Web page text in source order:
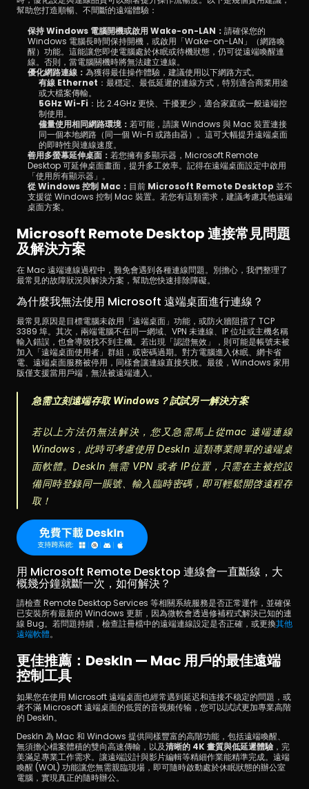
幫助您打造順暢、不間斷的遠端體驗：
保持 Windows 電腦開機或啟用 Wake-on-LAN： 請確保您的
Windows 電腦長時間保持開機，或啟用「Wake-on-LAN」（網路喚
醒）功能。這能讓您即使電腦處於休眠或待機狀態，仍可從遠端喚醒連
線。否則，當電腦關機時將無法建立連線。
優化網路連線： 為獲得最佳操作體驗，建議使用以下網路方式。
有線 Ethernet ：最穩定、最低延遲的連線方式，特別適合商業用途
或大檔案傳輸。
5GHz Wi-Fi ：比 2.4GHz 更快、干擾更少，適合家庭或一般遠端控
制使用。
儘量使用相同網路環境： 若可能，請讓 Windows 與 Mac 裝置連接
同一個本地網路（同一個 Wi-Fi 或路由器）。這可大幅提升遠端桌面
的即時性與連線速度。
善用多螢幕延伸桌面： 若您擁有多顯示器，Microsoft Remote
Desktop 可延伸桌面畫面，提升多工效率。記得在遠端桌面設定中啟用
「使用所有顯示器」。
從 Windows 控制 Mac： 目前 Microsoft Remote Desktop 並不
支援從 Windows 控制 Mac 裝置。若您有這類需求，建議考慮其他遠端
桌面方案。
Microsoft Remote Desktop 連接常見問題
及解決方案
在 Mac 遠端連線過程中，難免會遇到各種連線問題。別擔心，我們整理了
最常見的故障狀況與解決方案，幫助您快速排除障礙。
為什麼我無法使用 Microsoft 遠端桌面進行連線？
最常見原因是目標電腦未啟用「遠端桌面」功能，或防火牆阻擋了 TCP
3389 埠。其次，兩端電腦不在同一網域、VPN 未連線、IP 位址或主機名稱
輸入錯誤，也會導致找不到主機。若出現「認證無效」，則可能是帳號未被
加入「遠端桌面使用者」群組，或密碼過期。對方電腦進入休眠、網卡省
電、遠端桌面服務被停用，同樣會讓連線直接失敗。最後，Windows 家用
版僅支援當用戶端，無法被遠端連入。
急需立刻遠端存取 Windows？試試另一解決方案
若以上方法仍無法解決，您又急需馬上從mac 遠端連線
Windows，此時可考慮使用 DeskIn 這類專業簡單的遠端桌
面軟體。DeskIn 無需 VPN 或者 IP位置，只需在主被控設
備同時登錄同一賬號、輸入臨時密碼，即可輕鬆開啓遠程存
取！
用 Microsoft Remote Desktop 連線會一直斷線，大
概幾分鐘就斷一次，如何解決？
請檢查 Remote Desktop Services 等相關系統服務是否正常運作，並確保
已安裝所有最新的 Windows 更新，因為微軟會透過修補程式解決已知的連
線 Bug。若問題持續，檢查註冊檔中的遠端連線設定是否正確，或更換其他
遠端軟體。
更佳推薦：DeskIn — Mac 用戶的最佳遠端
控制工具
如果您在使用 Microsoft 遠端桌面也經常遇到延迟和连接不稳定的問題，或
者不滿 Microsoft 遠端桌面的低質的音视频传输，您可以試試更加專業高階
的 DeskIn。
DeskIn 為 Mac 和 Windows 提供同樣豐富的高階功能，包括遠端喚醒、
無須擔心檔案體積的雙向高速傳輸，以及清晰的 4K 畫質與低延遲體驗 ，完
美滿足專業工作需求。讓遠端設計與影片編輯等精細作業能精準完成。遠端
喚醒 (WOL) 功能讓您無需親臨現場，即可隨時啟動處於休眠狀態的辦公室
電腦，實現真正的隨時辦公。